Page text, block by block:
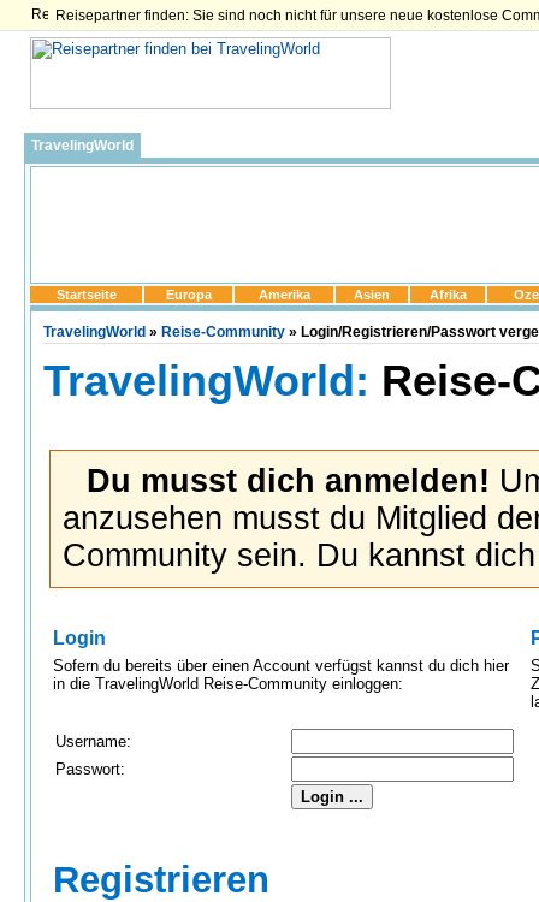
Reisepartner finden: Sie sind noch nicht für unsere neue kostenlose
TravelingWorld
Startseite Europa Amerika Asien Afrika
TravelingWorld » Reise-Community » Login/Registrieren/Passwort
TravelingWorld: Reise-
Du musst dich anmelden!
anzusehen musst du Mitglied
Community sein. Du kannst
Login
Sofern du bereits über einen Account verfügst kannst du dich hier
in die TravelingWorld Reise-Community einloggen:
Username:
Passwort:
Registrieren